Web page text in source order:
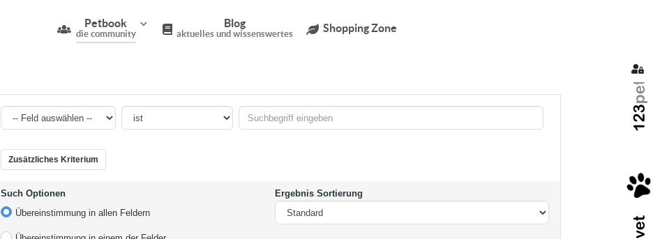
Petbook
die community
Blog
aktuelles und wissenswertes Shopping Zone
Zusätzliches Kriterium
Such Optionen
Übereinstimmung in allen Feldern
Ergebnis Sortierung